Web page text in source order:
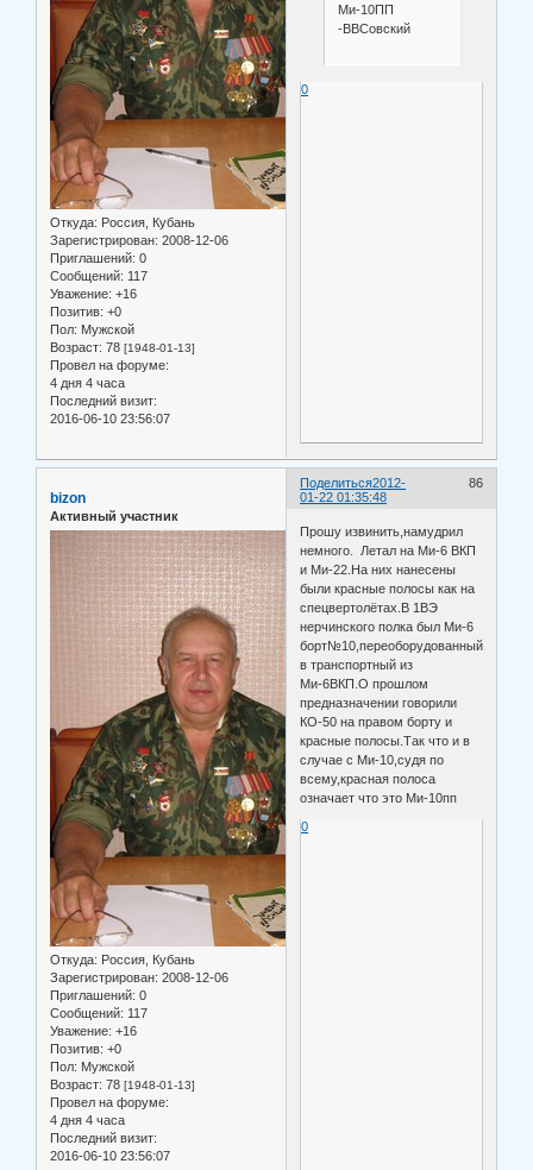
Откуда: Россия, Кубань
Зарегистрирован: 2008-12-06
Приглашений: 0
Сообщений: 117
Уважение: +16
Позитив: +0
Пол: Мужской
Возраст: 78 [1948-01-13]
Провел на форуме:
4 дня 4 часа
Последний визит:
2016-06-10 23:56:07
Ми-10ПП
-ВВСовский
0
Поделиться 86
2012-
01-22 01:35:48
bizon
Активный участник
Откуда: Россия, Кубань
Зарегистрирован: 2008-12-06
Приглашений: 0
Сообщений: 117
Уважение: +16
Позитив: +0
Пол: Мужской
Возраст: 78 [1948-01-13]
Провел на форуме:
4 дня 4 часа
Последний визит:
2016-06-10 23:56:07
Прошу извинить,намудрил
немного. Летал на Ми-6 ВКП
и Ми-22.На них нанесены
были красные полосы как на
спецвертолётах.В 1ВЭ
нерчинского полка был Ми-6
борт№10,переоборудованный
в транспортный из
Ми-6ВКП.О прошлом
предназначении говорили
КО-50 на правом борту и
красные полосы.Так что и в
случае с Ми-10,судя по
всему,красная полоса
означает что это Ми-10пп
0